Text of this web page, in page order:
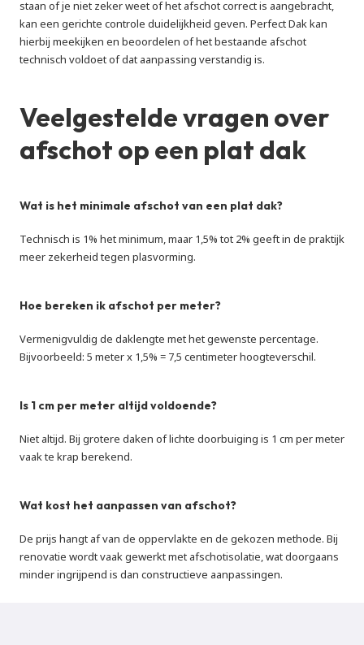
staan of je niet zeker weet of het afschot correct is aangebracht,
kan een gerichte controle duidelijkheid geven. Perfect Dak kan
hierbij meekijken en beoordelen of het bestaande afschot
technisch voldoet of dat aanpassing verstandig is.
Veelgestelde vragen over
afschot op een plat dak
Wat is het minimale afschot van een plat dak?
Technisch is 1% het minimum, maar 1,5% tot 2% geeft in de praktijk
meer zekerheid tegen plasvorming.
Hoe bereken ik afschot per meter?
Vermenigvuldig de daklengte met het gewenste percentage.
Bijvoorbeeld: 5 meter x 1,5% = 7,5 centimeter hoogteverschil.
Is 1 cm per meter altijd voldoende?
Niet altijd. Bij grotere daken of lichte doorbuiging is 1 cm per meter
vaak te krap berekend.
Wat kost het aanpassen van afschot?
De prijs hangt af van de oppervlakte en de gekozen methode. Bij
renovatie wordt vaak gewerkt met afschotisolatie, wat doorgaans
minder ingrijpend is dan constructieve aanpassingen.